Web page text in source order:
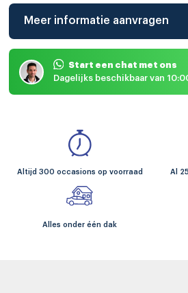
Meer informatie aanvragen
Start een chat met ons
Dagelijks beschikbaar van
Altijd 300 occasions op voorraad Al
Alles onder één dak